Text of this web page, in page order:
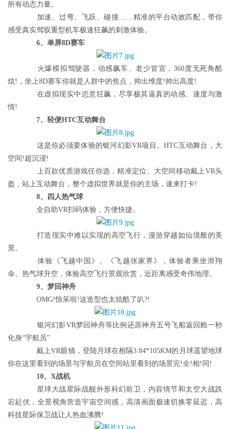
首
经
所有动态力量。
加速、过弯、飞跃、碰撞……精准的平台动效匹配，带你
感受真实驾驭重型机车极速狂飙的刺激体验。
6、单屏8D赛车
火爆模拟驾驶器，动感飙车、老少皆宜，360度无死角酷
炫!，坐上8D赛车你就是人群中的焦点，帅出维度!帅出高度!
在虚拟现实中恣意狂飙，尽享极其逼真的动感、速度与激
情!
7、轻便HTC互动舞台
这是你必须要体验的银河幻影VR项目。HTC互动舞台，大
空间!超沉浸!
上百款优质游戏任你选，精准定位、大空间移动戴上VR头
盔，站上互动舞台，整个虚拟世界就是你的主场，速来打卡!
8、四人热气球
全自助VR扫码体验，方便快捷。
打造现实中难以实现的高空飞行，漫游穿越如仙境般的美
景。
体验《飞越中国》、《飞越张家界》，体验者乘坐滑翔
伞、热气球升空，体验高空飞行景观欣赏，近距离感受奇伟地理。
9、梦回神舟
OMG!惊呆啦!这造型也太炫酷了叭?!
银河幻影VR梦回神舟等比例还原神舟五号飞船返回舱一秒
化身“宇航员”
戴上VR眼镜，登陆月球在相隔3.84*105KM的月球遥望地球
你在这里看到的场景与宇航员在空间站里看到的场景完!全!相!同!
10、X战机
星球大战星际战舰外形科幻前卫，内容情节和太空大战跌
宕起伏，全景视角营造宇宙空间感，高清画面极速切换零延迟，高
科技星际保卫战让人热血沸腾!